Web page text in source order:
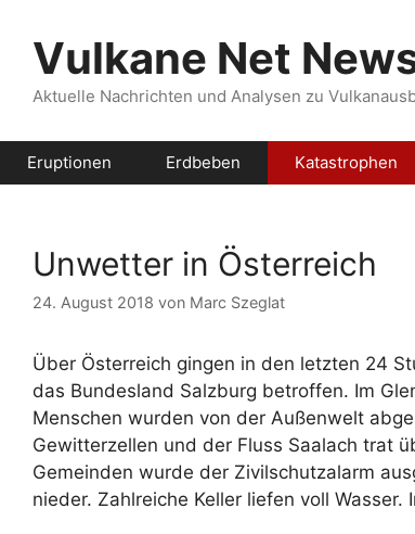
Inhalt
springenVulkane Net
Aktuelle Nachrichten und Analysen zu
Eruptionen Erdbeben Katastrophen
Unwetter in Österreich
24. August 2018 von Marc Szeglat
Über Österreich gingen in den letzten 24
das Bundesland Salzburg betroffen. Im
Menschen wurden von der Außenwelt
Gewitterzellen und der Fluss Saalach trat
Gemeinden wurde der Zivilschutzalarm
nieder. Zahlreiche Keller liefen voll Wasser.